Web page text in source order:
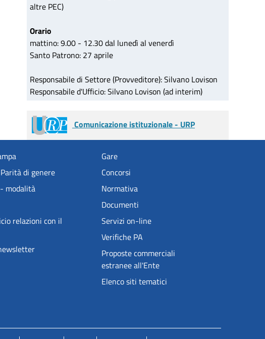
altre PEC)
Orario
mattino: 9.00 - 12.30 dal lunedì al venerdì
Santo Patrono: 27 aprile
Responsabile di Settore (Provveditore): Silvano Lovison
Responsabile d'Ufficio: Silvano Lovison (ad interim)
Comunicazione istituzionale - URP
di genere
modalità
relazioni con il
Gare
Concorsi
Normativa
Documenti
Servizi on-line
Verifiche PA
Proposte commerciali
estranee all'Ente
Elenco siti tematici